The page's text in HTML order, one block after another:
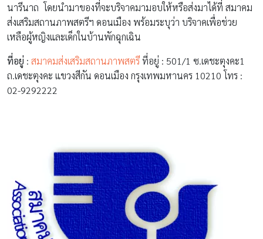
นารีนาถ โดยนำมาของที่จะบริจาคมามอบให้หรือส่งมาได้ที่ สมาคม
ส่งเสริมสถานภาพสตรีฯ ดอนเมือง พร้อมระบุว่า บริจาคเพื่อช่วย
เหลือผู้หญิงและเด็กในบ้านพักฉุกเฉิน
ที่อยู่ : สมาคมส่งเสริมสถานภาพสตรี ที่อยู่ : 501/1 ซ.เดชะตุงคะ1
ถ.เดชะตุงคะ แขวงสีกัน ดอนเมือง กรุงเทพมหานคร 10210 โทร :
02-9292222